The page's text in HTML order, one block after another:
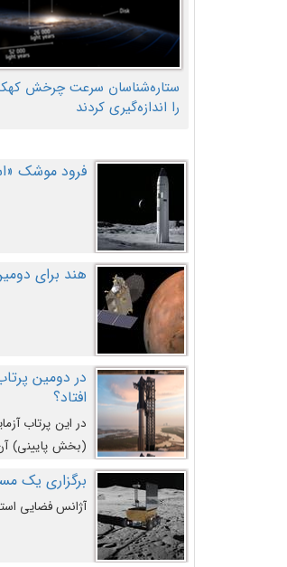
ستاره‌شناسان سرعت چرخش
را اندازه‌گیری کردند
فرود موشک
هند برای
افتاد؟
در این پرتاب
کند و سپس با
برگزاری یک
آژانس فضایی